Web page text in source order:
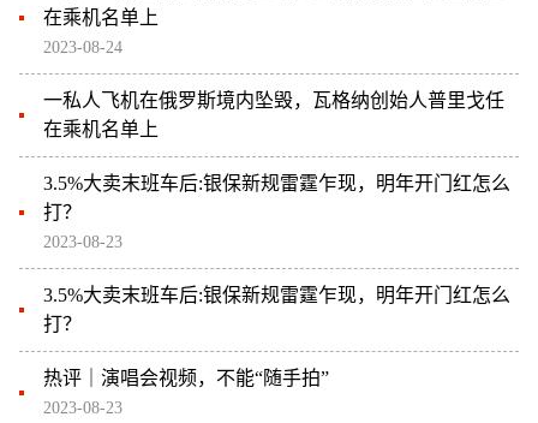
在乘机名单上
2023-08-24
一私人飞机在俄罗斯境内坠毁，瓦格纳创始人普里戈任
在乘机名单上
3.5%大卖末班车后:银保新规雷霆乍现，明年开门红怎么
打？
2023-08-23
3.5%大卖末班车后:银保新规雷霆乍现，明年开门红怎么
打？
热评｜演唱会视频，不能“随手拍”
2023-08-23